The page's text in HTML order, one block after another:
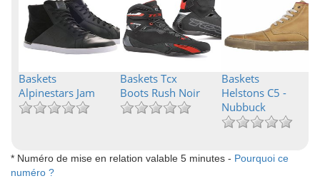
Baskets
Alpinestars Jam
Baskets Tcx
Boots Rush Noir
Baskets
Helstons C5 -
Nubbuck
* Numéro de mise en relation valable 5 minutes - Pourquoi ce
numéro ?